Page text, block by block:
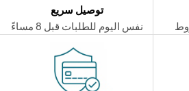
توصيل سريع
نفس اليوم للطلبات قبل 8 مساءً